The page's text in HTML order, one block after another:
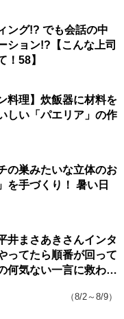
ング!? でも会話の中
ション!?【こんな上司
！58】
料理】炊飯器に材料を
しい「パエリア」の作
の巣みたいな立体のお
を手づくり！ 暑い日
井まさあきさんインタ
ってたら順番が回って
何気ない一言に救われ
（8/2～8/9）